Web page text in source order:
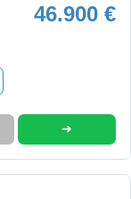
46.900 €
➜